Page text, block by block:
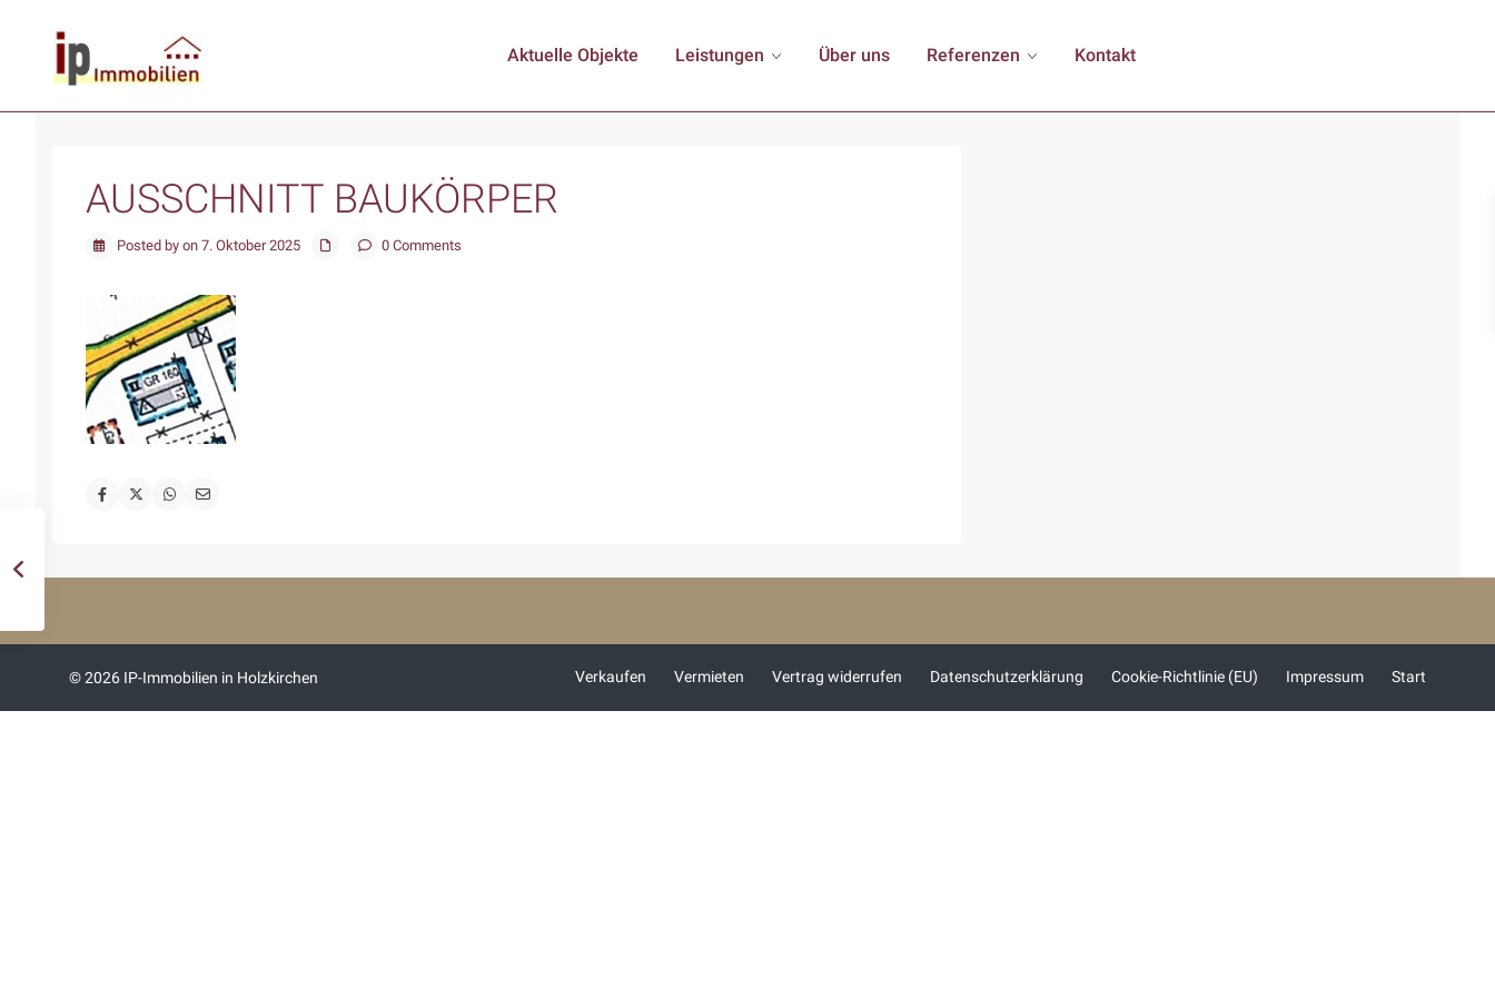
Aktuelle Objekte Leistungen Über uns Referenzen Kontakt
AUSSCHNITT BAUKÖRPER
Posted by on 7. Oktober 2025 0 Comments
© 2026 IP-Immobilien in Holzkirchen Verkaufen Vermieten Vertrag widerrufen Datenschutzerklärung Cookie-Richtlinie (EU) Impressum Start